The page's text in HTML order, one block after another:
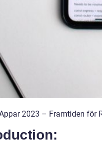
2023 – Framtiden för